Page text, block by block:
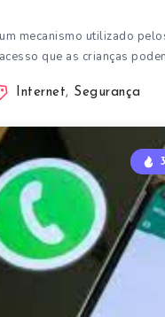
mecanismo utilizado
que as crianças
Internet, Segurança